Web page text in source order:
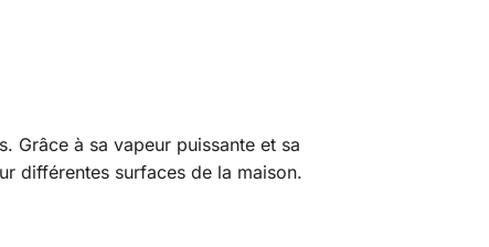
Grâce à sa vapeur puissante et sa
différentes surfaces de la maison.